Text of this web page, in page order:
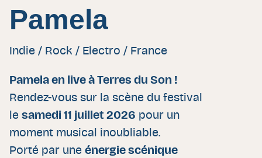
Pamela
Indie / Rock / Electro / France
Pamela en live à Terres du Son !
Rendez-vous sur la scène du festival
le samedi 11 juillet 2026 pour un
moment musical inoubliable.
Porté par une énergie scénique